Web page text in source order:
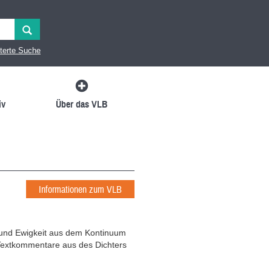
Suche
Über das VLB
Informationen zum VLB
Ewigkeit aus dem Kontinuum
aus des Dichters